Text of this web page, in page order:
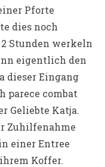
Pforte
dies noch
Stunden werkeln
eigentlich den
dieser Eingang
parece combat
Geliebte Katja.
Zuhilfenahme
einer Entree
Koffer.